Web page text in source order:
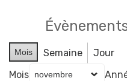
Mois Semaine
Jour
Mois